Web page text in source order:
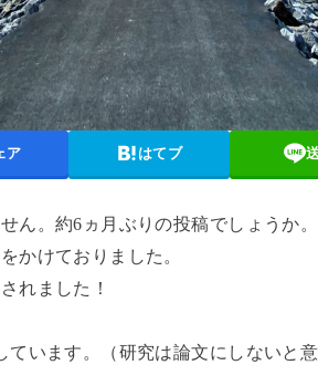
ア はてブ
ん。約6ヵ月ぶりの投稿でしょうか。
かけておりました。
れました！
います。（研究は論文にしないと